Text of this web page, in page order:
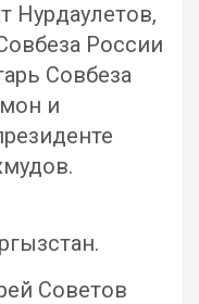
Нурдаулетов,
России
Совбеза
и
Советов